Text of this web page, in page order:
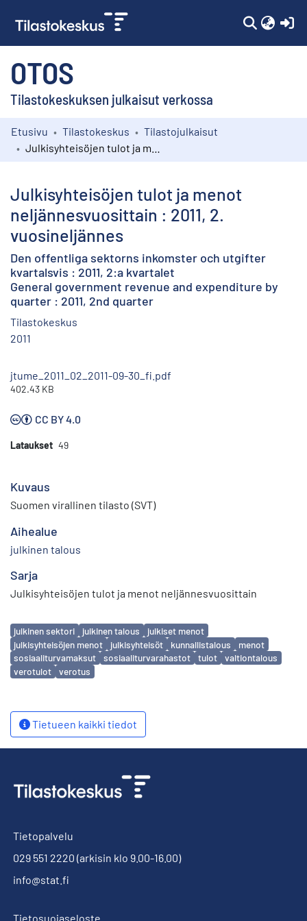
OTOS
Tilastokeskuksen julkaisut verkossa
Kokoelmat
Etusivu Tilastokeskus
Tilastojulkaisut
Julkisyhteisöjen tulot ja menot
neljännesvuosittain : 2011, 2.
vuosineljännes
Den offentliga sektorns inkomster och utgifter
kvartalsvis : 2011, 2:a kvartalet
General government revenue and expenditure by
quarter : 2011, 2nd quarter
Tilastokeskus
2011
jtume_2011_02_2011-09-30_fi.pdf
402.43 KB
CC BY 4.0
Lataukset 49
Kuvaus
Suomen virallinen tilasto (SVT)
Aihealue
julkinen talous
Sarja
Julkisyhteisöjen tulot ja menot neljännesvuosittain
Avainsanat
julkinen sektori julkinen talous
julkiset menot
julkisyhteisöjen menot
julkisyhteisöt kunnallistalous
menot
sosiaaliturvamaksut
sosiaaliturvarahastot tulot
valtiontalous
verotulot
verotus
Tietueen kaikki tiedot
Tietopalvelu
029 551 2220 (arkisin klo 9.00-16.00)
info@stat.fi
Tietosuojaseloste